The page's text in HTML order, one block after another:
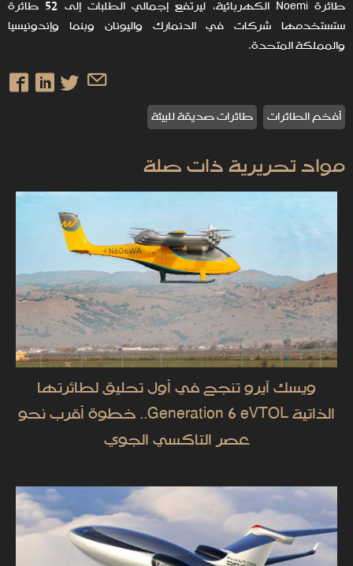
طائرة Noemi الكهربائية، ليرتفع إجمالي الطلبات إلى 52 طائرة
ستستخدمها شركات في الدنمارك واليونان وبنما وإندونيسيا
والمملكة المتحدة.
أفخم الطائرات طائرات صديقة للبيئة
مواد تحريرية ذات صلة
ويسك آيرو تنجح في أول تحليق لطائرتها
الذاتية Generation 6 eVTOL.. خطوة أقرب نحو
عصر التاكسي الجوي